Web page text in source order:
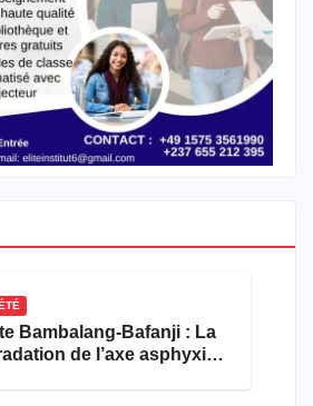
Bambalang-Bafanji : La
de l’axe asphyxie